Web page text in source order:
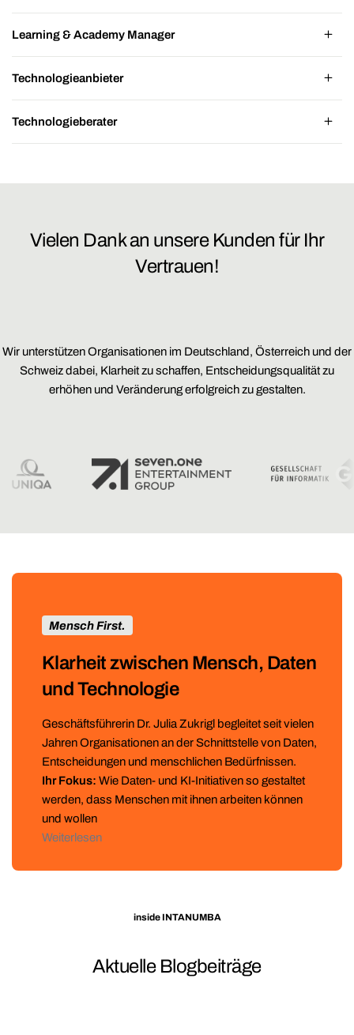
Learning & Academy Manager
Technologieanbieter
Technologieberater
Vielen Dank an unsere Kunden für Ihr
Vertrauen!
Wir unterstützen Organisationen im Deutschland, Österreich und der
Schweiz dabei, Klarheit zu schaffen, Entscheidungsqualität zu
erhöhen und Veränderung erfolgreich zu gestalten.
Mensch First.
Klarheit zwischen Mensch, Daten
und Technologie
Geschäftsführerin Dr. Julia Zukrigl begleitet seit vielen
Jahren Organisationen an der Schnittstelle von Daten,
Entscheidungen und menschlichen Bedürfnissen.
Ihr Fokus: Wie Daten- und KI-Initiativen so gestaltet
werden, dass Menschen mit ihnen arbeiten können
und wollen
Weiterlesen
inside INTANUMBA
Aktuelle Blogbeiträge